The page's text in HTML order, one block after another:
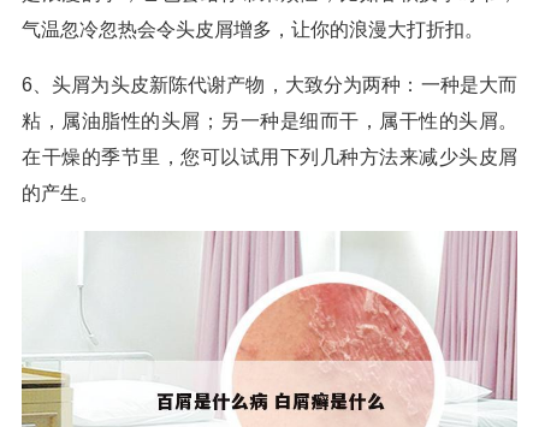
气温忽冷忽热会令头皮屑增多，让你的浪漫大打折扣。
6、头屑为头皮新陈代谢产物，大致分为两种：一种是大而
粘，属油脂性的头屑；另一种是细而干，属干性的头屑。
在干燥的季节里，您可以试用下列几种方法来减少头皮屑
的产生。